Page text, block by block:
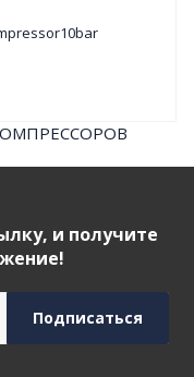
и получите